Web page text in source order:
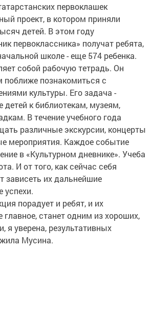
первоклашек
проект, в котором приняли
детей. В этом году
первоклассника» получат ребята,
школе - еще 574 ребенка.
собой рабочую тетрадь. Он
познакомиться с
культуры. Его задача -
детей к библиотекам, музеям,
В течение учебного года
различные экскурсии, концерты
мероприятия. Каждое событие
в «Культурном дневнике». Учеба
И от того, как сейчас себя
зависеть их дальнейшие
успехи.
порадует и ребят, и их
главное, станет одним из хороших,
я уверена, результативных
Мусина.